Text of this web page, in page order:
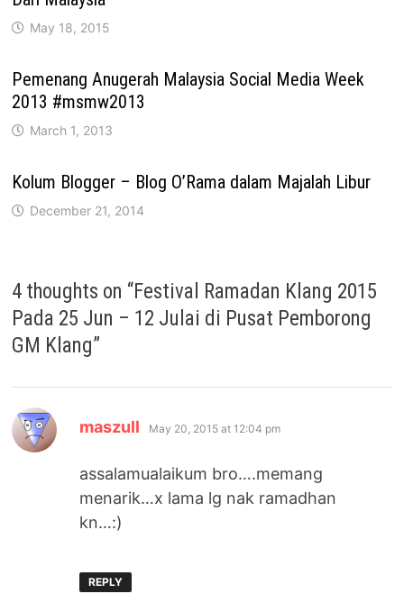
May 18, 2015
Pemenang Anugerah Malaysia Social Media Week
2013 #msmw2013
March 1, 2013
Kolum Blogger – Blog O’Rama dalam Majalah Libur
December 21, 2014
4 thoughts on “Festival Ramadan Klang 2015
Pada 25 Jun – 12 Julai di Pusat Pemborong
GM Klang”
maszull says:
May 20, 2015 at 12:04 pm
assalamualaikum bro….memang
menarik…x lama lg nak ramadhan
kn…:)
REPLY